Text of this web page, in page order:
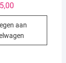
aan